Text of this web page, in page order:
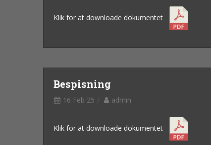
Klik for at downloade dokumentet
Bespisning
16 Feb 25 admin
Klik for at downloade dokumentet